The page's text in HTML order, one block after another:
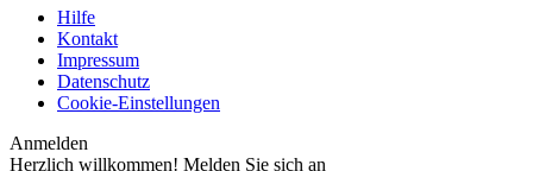
Hilfe
Kontakt
Impressum
Datenschutz
Cookie-Einstellungen
Anmelden
Herzlich willkommen! Melden Sie sich an